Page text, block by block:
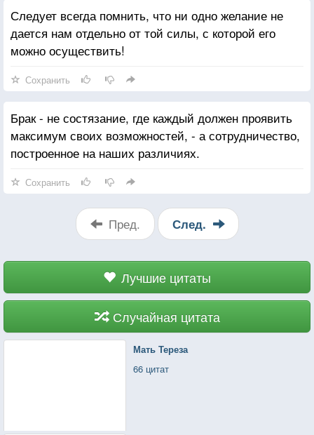
Следует всегда помнить, что ни одно желание не
дается нам отдельно от той силы, с которой его
можно осуществить!
Сохранить
Брак - не состязание, где каждый должен проявить
максимум своих возможностей, - а сотрудничество,
построенное на наших различиях.
Сохранить
Пред. След.
Лучшие цитаты
Случайная цитата
Мать Тереза
66 цитат